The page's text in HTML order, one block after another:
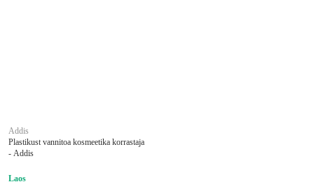
Addis
Plastikust vannitoa kosmeetika korrastaja
- Addis
Laos